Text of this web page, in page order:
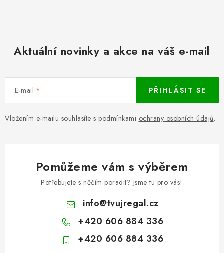
Aktuální novinky a akce na váš e-mail
E-mail
Vložením e-mailu souhlasíte s podmínkami ochrany osobních údajů.
PŘIHLÁSIT SE
Pomůžeme vám s výběrem
Potřebujete s něčím poradit? Jsme tu pro vás!
info@tvujregal.cz
+420 606 884 336
+420 606 884 336